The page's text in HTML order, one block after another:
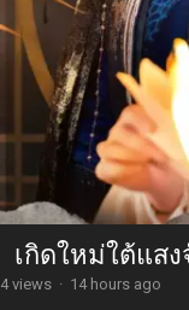
เกิดใหม่ใต้แส
4 views · 14 hours ago